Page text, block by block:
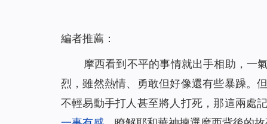
編者推薦：
摩西看到不平的事情就出手相助，一
烈，雖然熱情、勇敢但好像還有些暴躁。
不輕易動手打人甚至將人打死，那這兩處